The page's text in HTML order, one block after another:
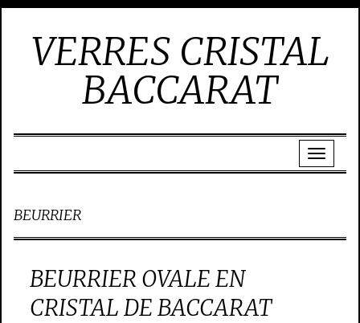
VERRES CRISTAL
BACCARAT
BEURRIER
BEURRIER OVALE EN
CRISTAL DE BACCARAT